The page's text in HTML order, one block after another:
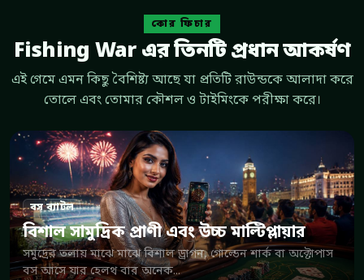
কোর ফিচার
Fishing War এর তিনটি প্রধান আকর্ষণ
এই গেমে এমন কিছু বৈশিষ্ট্য আছে যা প্রতিটি রাউন্ডকে আলাদা করে
তোলে এবং তোমার কৌশল ও টাইমিংকে পরীক্ষা করে।
বস ব্যাটল
বিশাল সামুদ্রিক প্রাণী এবং উচ্চ মাল্টিপ্লায়ার
সমুদ্রের তলায় মাঝে মাঝে বিশাল ড্রাগন, গোল্ডেন শার্ক বা অক্টোপাস
বস আসে যার হেলথ বার অনেক...